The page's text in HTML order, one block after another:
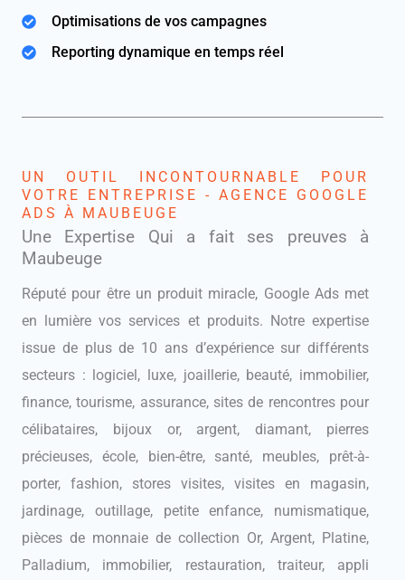
Optimisations de vos campagnes
Reporting dynamique en temps réel
UN OUTIL INCONTOURNABLE POUR
VOTRE ENTREPRISE - AGENCE GOOGLE
ADS À MAUBEUGE
Une Expertise Qui a fait ses preuves à
Maubeuge
Réputé pour être un produit miracle, Google Ads met
en lumière vos services et produits. Notre expertise
issue de plus de 10 ans d’expérience sur différents
secteurs : logiciel, luxe, joaillerie, beauté, immobilier,
finance, tourisme, assurance, sites de rencontres pour
célibataires, bijoux or, argent, diamant, pierres
précieuses, école, bien-être, santé, meubles, prêt-à-
porter, fashion, stores visites, visites en magasin,
jardinage, outillage, petite enfance, numismatique,
pièces de monnaie de collection Or, Argent, Platine,
Palladium, immobilier, restauration, traiteur, appli